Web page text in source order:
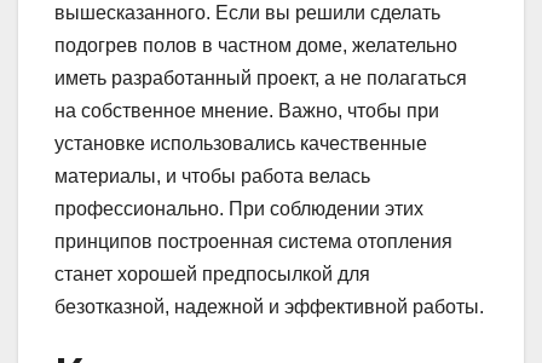
вышесказанного. Если вы решили сделать
подогрев полов в частном доме, желательно
иметь разработанный проект, а не полагаться
на собственное мнение. Важно, чтобы при
установке использовались качественные
материалы, и чтобы работа велась
профессионально. При соблюдении этих
принципов построенная система отопления
станет хорошей предпосылкой для
безотказной, надежной и эффективной работы.